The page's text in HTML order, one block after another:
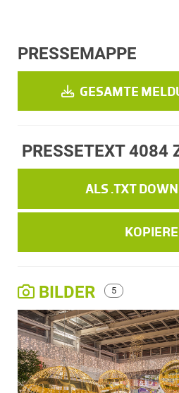
PRESSEMAPPE
GESAMTE
PRESSETEXT4084
ALS .TXT
BILDER 5